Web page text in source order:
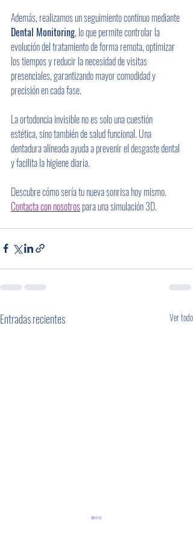
Además, realizamos un seguimiento continuo mediante
Dental Monitoring, lo que permite controlar la
evolución del tratamiento de forma remota, optimizar
los tiempos y reducir la necesidad de visitas
presenciales, garantizando mayor comodidad y
precisión en cada fase.
La ortodoncia invisible no es solo una cuestión
estética, sino también de salud funcional. Una
dentadura alineada ayuda a prevenir el desgaste dental
y facilita la higiene diaria.
Descubre cómo sería tu nueva sonrisa hoy mismo.
Contacta con nosotros para una simulación 3D.
Entradas recientes Ver todo